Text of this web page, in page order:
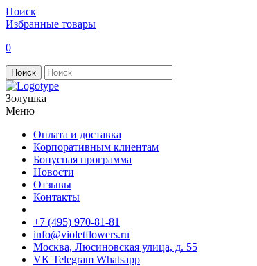
Поиск
Избранные товары
0
Поиск
Золушка
Меню
Оплата и доставка
Корпоративным клиентам
Бонусная программа
Новости
Отзывы
Контакты
+7 (495) 970-81-81
info@violetflowers.ru
Москва, Люсиновская улица, д. 55
VK Telegram Whatsapp